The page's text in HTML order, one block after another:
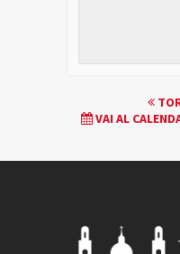
EVENTO
VAI AL